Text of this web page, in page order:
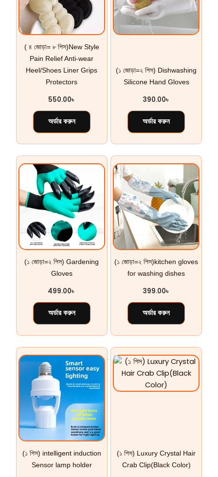
( ৪ জোড়া= ৮ পিস)New Style
Pain Relief Anti-wear
Heel/Shoes Liner Grips
Protectors
550.00৳
অর্ডার করুন
(১ জোড়া=২ পিস) Dishwashing
Silicone Hand Gloves
390.00৳
অর্ডার করুন
(১ জোড়া=২ পিস) Gardening
Gloves
499.00৳
অর্ডার করুন
(১ জোড়া=২ পিস)kitchen gloves
for washing dishes
399.00৳
অর্ডার করুন
(১ পিস) intelligent induction
Sensor lamp holder
(১ পিস) Luxury Crystal Hair
Crab Clip(Black Color)